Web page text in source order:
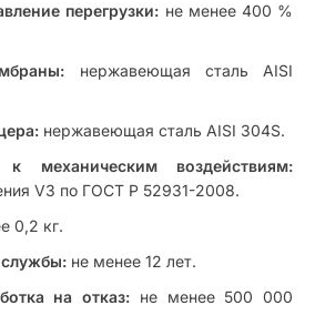
перегрузки: не менее 400 %
нержавеющая сталь AISI
нержавеющая сталь AISI 304S.
к механическим воздействиям:
V3 по ГОСТ Р 52931-2008.
0,2 кг.
не менее 12 лет.
на отказ: не менее 500 000